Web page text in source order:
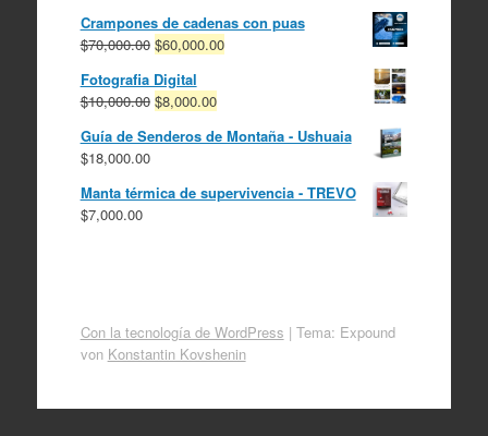
original
era:
$16,000.00.
actual
es:
Crampones de cadenas con puas
$70,000.00 El
original
era:
$70,000.00.
$60,000.00El
$60,000.00.
Fotografia Digital
$10,000.00 El
original
$10,000.00.
$8,000.00El
actual
$8,000.00.
Guía de Senderos de Montaña - Ushuaia
$18,000.00
Manta térmica de supervivencia - TREVO
$7,000.00
Con la tecnología de WordPress | Tema: Expound
von Konstantin Kovshenin